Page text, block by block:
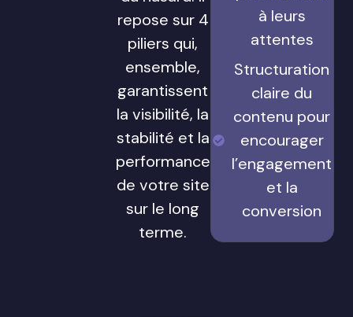
repose sur 4
piliers qui,
ensemble,
garantissent
la visibilité, la
stabilité et la
performance
de votre site
sur le long
terme.
à leurs
attentes
Structuration
claire du
contenu pour
encourager
l’engagement
et la
conversion